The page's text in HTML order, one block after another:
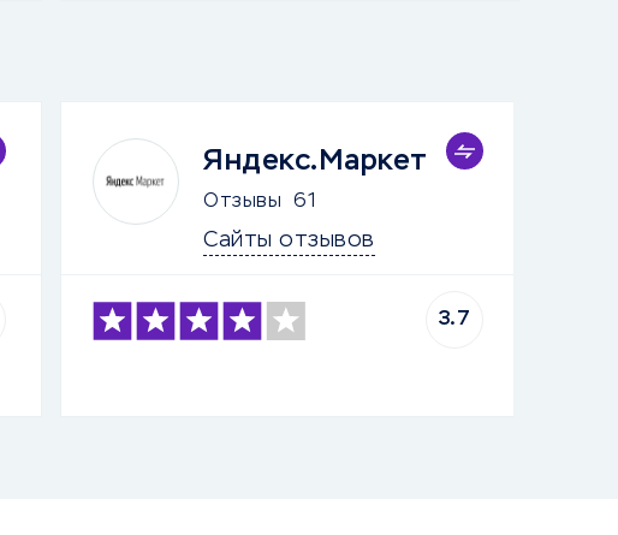
Яндекс.Маркет
Отзывы 61
Сайты отзывов
3.7